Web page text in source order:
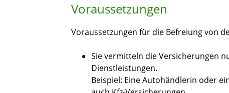
Voraussetzungen
Voraussetzungen für die Befreiung von
Sie vermitteln die Versicherungen
Dienstleistungen.
Beispiel: Eine Autohändlerin oder